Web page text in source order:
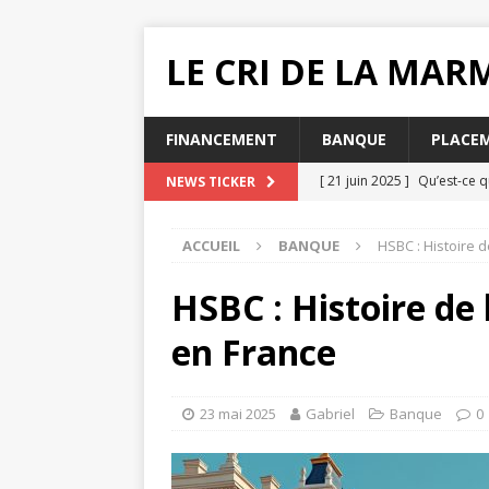
LE CRI DE LA
FINANCEMENT BANQUE
NEWS TICKER [ 21 juin 2025 ] Qu’est-ce
MUTUELLE SANTÉ
[ 19 juin 2025 ]
Quelle
Que faire
[ 31 juillet 2025 ]
ACCUEIL BANQUE HSBC : Histoire
HSBC : Histoire
en France
23 mai 2025 Gabriel Banque 0